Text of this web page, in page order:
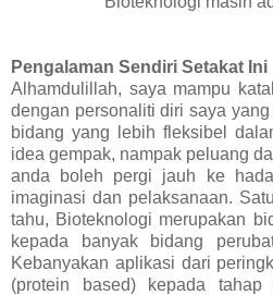
Pengalaman Sendiri Setakat Ini
Alhamdulillah, saya mampu
dengan personaliti diri saya
bidang yang lebih fleksibel
idea gempak, nampak peluang
anda boleh pergi jauh ke
imaginasi dan pelaksanaan.
tahu, Bioteknologi merupakan
kepada banyak bidang
Kebanyakan aplikasi dari
(protein based) kepada